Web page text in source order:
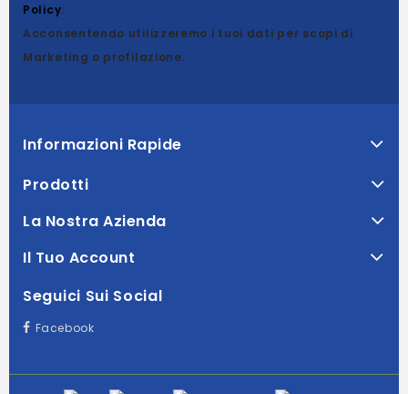
Policy.
Acconsentendo utilizzeremo i tuoi dati per scopi di
Marketing o profilazione.
Informazioni Rapide
Prodotti
La Nostra Azienda
Il Tuo Account
Seguici Sui Social
Facebook